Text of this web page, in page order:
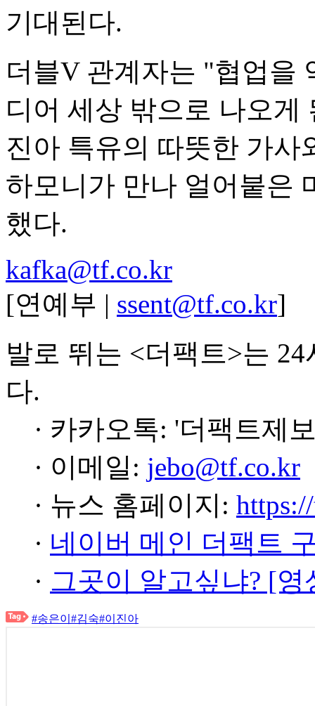
기대된다.
더블V 관계자는 "협업을
디어 세상 밖으로 나오게
진아 특유의 따뜻한 가
하모니가 만나 얼어붙은
했다.
kafka@tf.co.kr
[연예부 | ssent@tf.co.kr]
발로 뛰는 <더팩트>는
다.
· 카카오톡: '더팩트제
· 이메일: jebo@tf.co.kr
· 뉴스 홈페이지:
· 네이버 메인 더팩트
· 그곳이 알고싶냐? [
#송은이 #김숙#이진아